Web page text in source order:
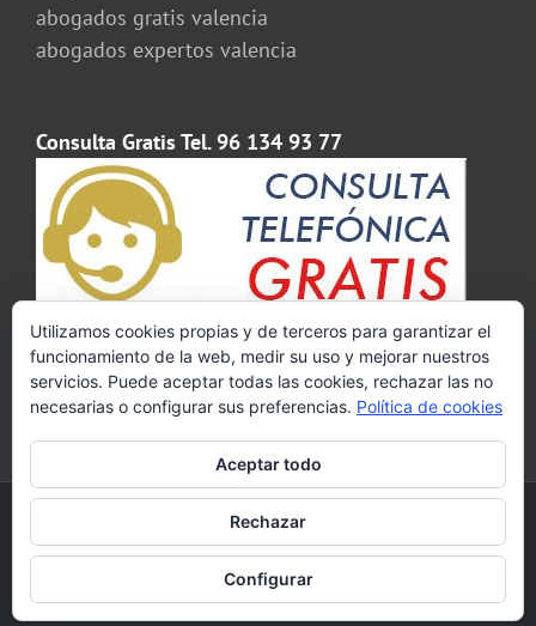
abogados gratis valencia
abogados expertos valencia
Consulta Gratis Tel. 96 134 93 77
Copyright 2009 - 2020 Abogados Valencia | Calle Colón, 82, 4º - 46004
FacebookPinterest
Utilizamos cookies propias y de terceros para garantizar el
funcionamiento de la web, medir su uso y mejorar nuestros
servicios. Puede aceptar todas las cookies, rechazar las no
necesarias o configurar sus preferencias. Política de cookies
Aceptar todo
Rechazar
Configurar